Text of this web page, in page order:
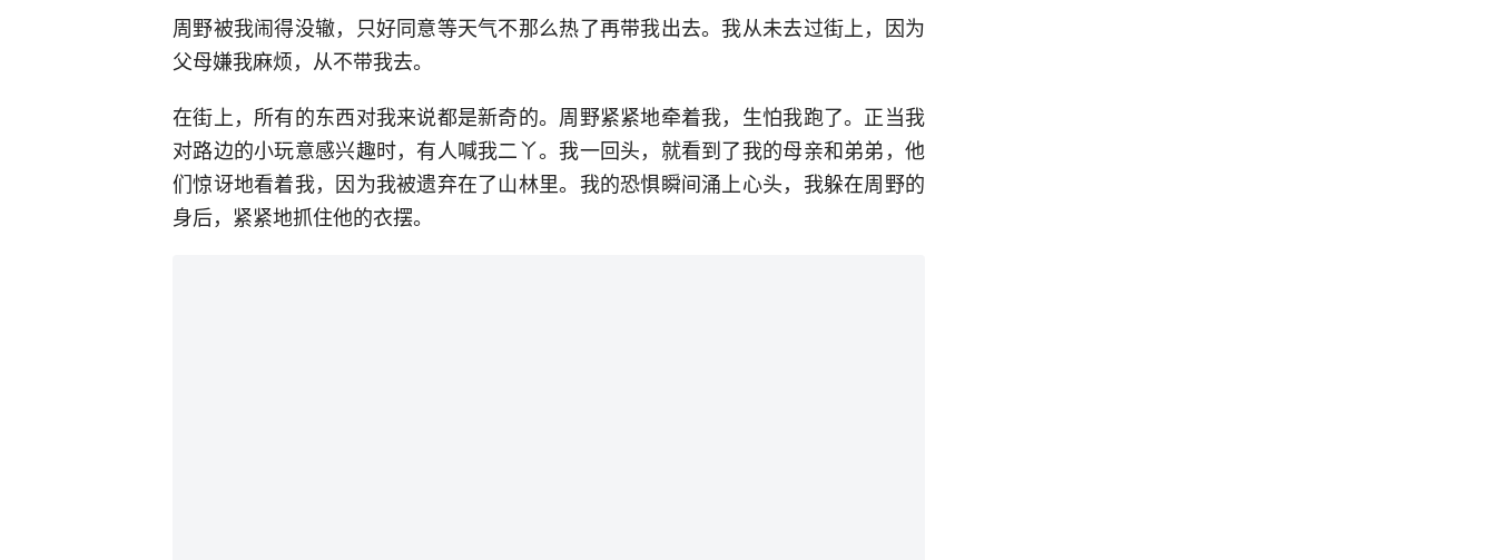
周野被我闹得没辙，只好同意等天气不那么热了再带我出去。我从未去过街上，因为
父母嫌我麻烦，从不带我去。
在街上，所有的东西对我来说都是新奇的。周野紧紧地牵着我，生怕我跑了。正当我
对路边的小玩意感兴趣时，有人喊我二丫。我一回头，就看到了我的母亲和弟弟，他
们惊讶地看着我，因为我被遗弃在了山林里。我的恐惧瞬间涌上心头，我躲在周野的
身后，紧紧地抓住他的衣摆。